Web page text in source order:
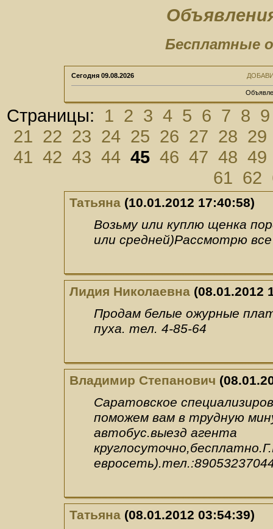
Бесплатные
Сегодня 09.08.2026
Страницы: 1 2 3 4 5 6 7 8 9
21 22 23 24 25 26 27 28 29
41 42 43 44 45 46 47 48 49
61 62
Татьяна (10.01.2012 17:40:58)
Возьму или куплю щенка
или средней)Рассмотрю
Лидия Николаевна (08.01.2012
Продам белые ожурные
пуха. тел. 4-85-64
Владимир Степанович
Саратовское
поможем вам в трудную
автобус.выезд агента
Татьяна (08.01.2012 03:54:39)